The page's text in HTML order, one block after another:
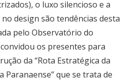
o luxo silencioso e a
design são tendências desta
pelo Observatório do
os presentes para
da “Rota Estratégica da
Paranaense” que se trata de